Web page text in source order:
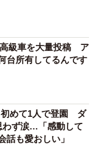
級車を大量投稿 ア
台所有してるんです
初めて1人で登園 ダ
わず涙…「感動して
話も愛おしい」